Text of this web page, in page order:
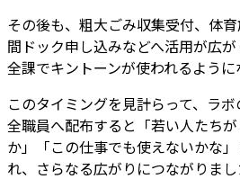
その後も、粗大ごみ収集受付、体
間ドック申し込みなどへ活用が広
全課でキントーンが使われるように
このタイミングを見計らって、ラボ
全職員へ配布すると「若い人たち
か」「この仕事でも使えないかな
れ、さらなる広がりにつながりまし